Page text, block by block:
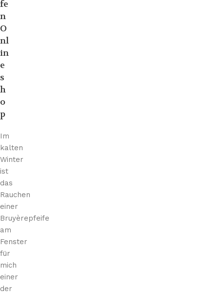
fe
n
O
nl
in
e
s
h
o
p
Im
kalten
Winter
ist
das
Rauchen
einer
Bruyèrepfeife
am
Fenster
für
mich
einer
der